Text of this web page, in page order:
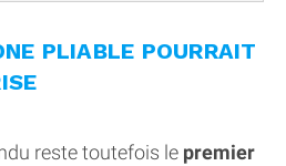
PLIABLE POURRAIT
reste toutefois le premier